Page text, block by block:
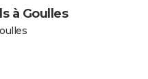
à Goulles